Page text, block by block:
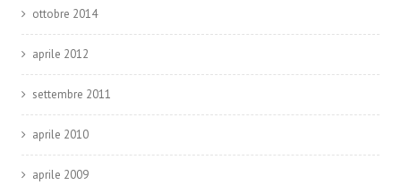
ottobre 2014
aprile 2012
settembre 2011
aprile 2010
aprile 2009